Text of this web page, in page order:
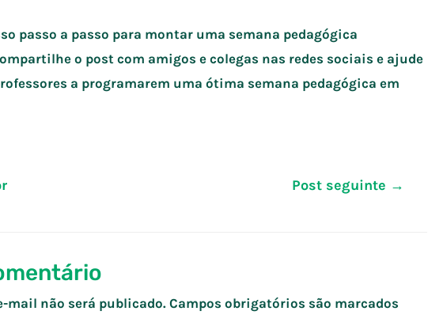
passo a passo para montar uma semana pedagógica
o post com amigos e colegas nas redes sociais e ajude
a programarem uma ótima semana pedagógica em
Post seguinte →
mail não será publicado. Campos obrigatórios são marcados